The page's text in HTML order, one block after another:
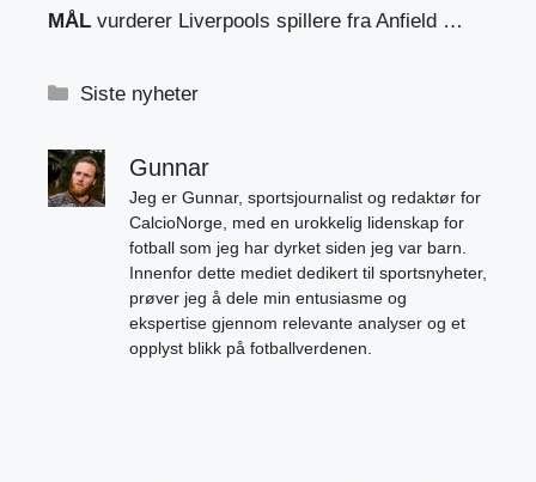
MÅL vurderer Liverpools spillere fra Anfield …
Kategorier
Siste nyheter
Gunnar
Jeg er Gunnar, sportsjournalist og redaktør for
CalcioNorge, med en urokkelig lidenskap for
fotball som jeg har dyrket siden jeg var barn.
Innenfor dette mediet dedikert til sportsnyheter,
prøver jeg å dele min entusiasme og
ekspertise gjennom relevante analyser og et
opplyst blikk på fotballverdenen.